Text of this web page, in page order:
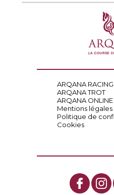
ARQANA
ARQANA TROT
ARQANA ONLINE
Mentions légales
Politique de
Cookies